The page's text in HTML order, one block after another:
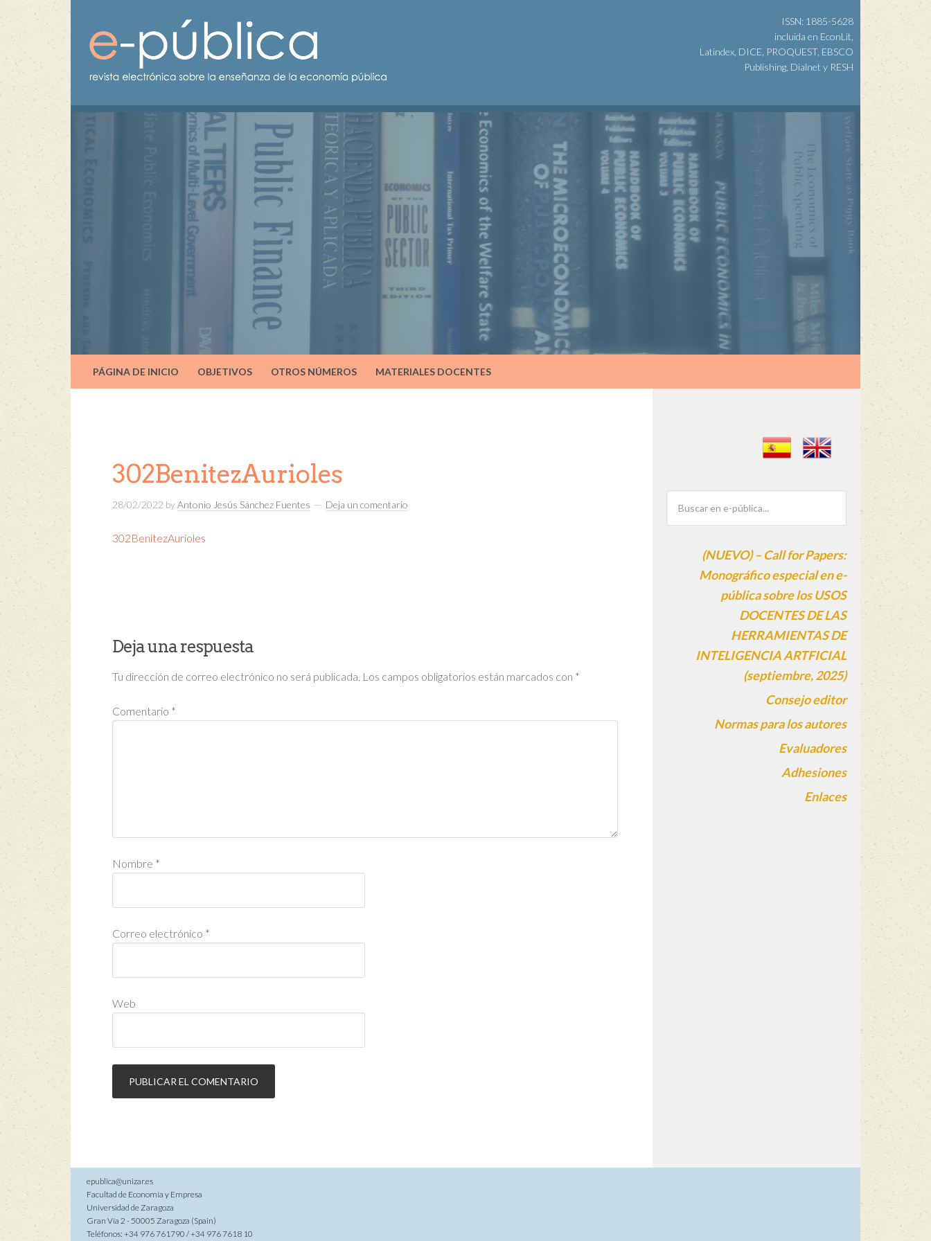
ISSN: 1885-5628
incluida en EconLit,
Latindex, DICE, PROQUEST, EBSCO
Publishing, Dialnet y RESH
PÁGINA DE INICIO OBJETIVOS OTROS NÚMEROS MATERIALES DOCENTES
302BenitezAurioles
28/02/2022 byAntonio Jesús Sánchez Fuentes Deja un comentario
302BenitezAurioles
Deja una respuesta
Tu dirección de correo electrónico no será publicada. Los campos obligatorios están marcados con *
Comentario *
Nombre *
Correo electrónico *
Web
(NUEVO) – Call for Papers:
Monográfico especial en e-
pública sobre los USOS
DOCENTES DE LAS
HERRAMIENTAS DE
INTELIGENCIA ARTFICIAL
(septiembre, 2025)
Consejo editor
Normas para los autores
Evaluadores
Adhesiones
Enlaces
epublica@unizar.es
Facultad de Economía y Empresa
Universidad de Zaragoza
Gran Vía 2 - 50005 Zaragoza (Spain)
Teléfonos: +34 976 761790 / +34 976 7618 10